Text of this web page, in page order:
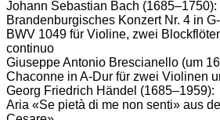
Johann Sebastian Bach (1685–1750):
Brandenburgisches Konzert Nr. 4 in
BWV 1049 für Violine, zwei
continuo
Giuseppe Antonio Brescianello (um
Chaconne in A-Dur für zwei Violinen
Georg Friedrich Händel (1685–1959):
Aria «Se pietà di me non senti» aus